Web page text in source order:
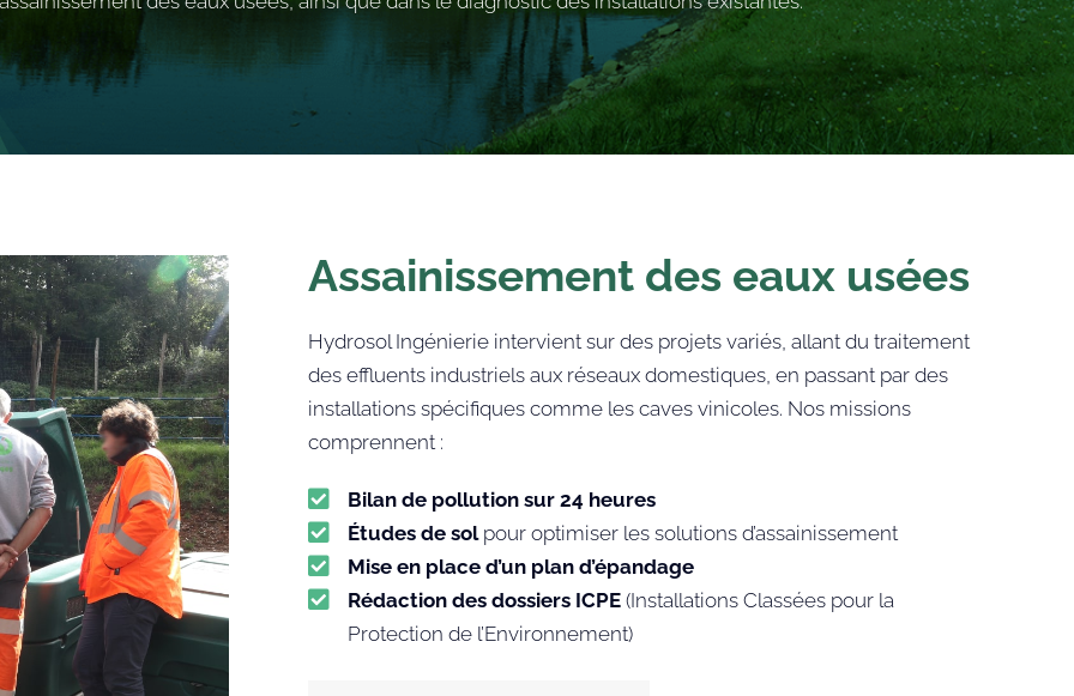
Assainissement des eaux usées
Hydrosol Ingénierie intervient sur des projets variés, allant du traitement
des effluents industriels aux réseaux domestiques, en passant par des
installations spécifiques comme les caves vinicoles. Nos missions
comprennent :
 Bilan de pollution sur 24 heures
 Études de solpour optimiser les solutions d’assainissement
 Mise en place d’un plan d’épandage
 Rédaction des dossiers ICPE(Installations Classées pour la
Protection de l’Environnement)